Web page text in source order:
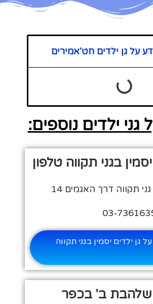
על גן ילדים חט'אמירים
גני ילדים נוספים:
בגני תקווה טלפון
תקווה דרך האגמים 14
ילדים יסמין בגני תקווה
שלהבת ב' בכפר